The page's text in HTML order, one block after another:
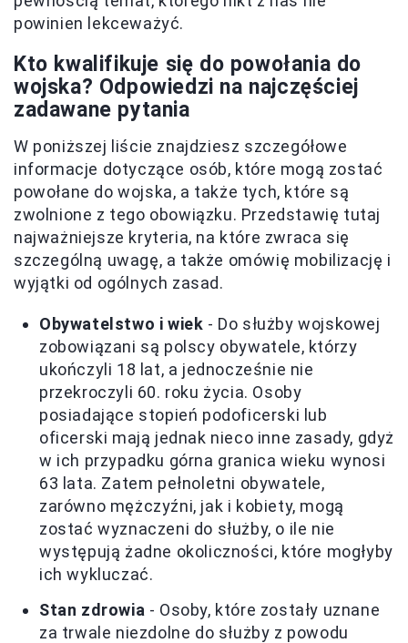
powinien lekceważyć.
Kto kwalifikuje się do powołania do
wojska? Odpowiedzi na najczęściej
zadawane pytania
W poniższej liście znajdziesz szczegółowe
informacje dotyczące osób, które mogą zostać
powołane do wojska, a także tych, które są
zwolnione z tego obowiązku. Przedstawię tutaj
najważniejsze kryteria, na które zwraca się
szczególną uwagę, a także omówię mobilizację i
wyjątki od ogólnych zasad.
Obywatelstwo i wiek - Do służby wojskowej
zobowiązani są polscy obywatele, którzy
ukończyli 18 lat, a jednocześnie nie
przekroczyli 60. roku życia. Osoby
posiadające stopień podoficerski lub
oficerski mają jednak nieco inne zasady, gdyż
w ich przypadku górna granica wieku wynosi
63 lata. Zatem pełnoletni obywatele,
zarówno mężczyźni, jak i kobiety, mogą
zostać wyznaczeni do służby, o ile nie
występują żadne okoliczności, które mogłyby
ich wykluczać.
Stan zdrowia - Osoby, które zostały uznane
za trwale niezdolne do służby z powodu